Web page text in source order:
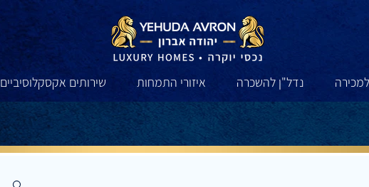
נדל"ן להשכרה איזורי התמחות שירותים אקסקלוסיביים
נדל"ן להשכרה איזורי התמחות שירותים אקסקלוסיביים